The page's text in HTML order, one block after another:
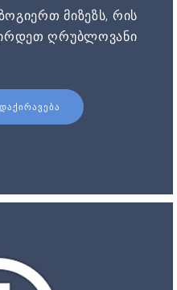
მიზეზს, რის
ღრუბლოვანი